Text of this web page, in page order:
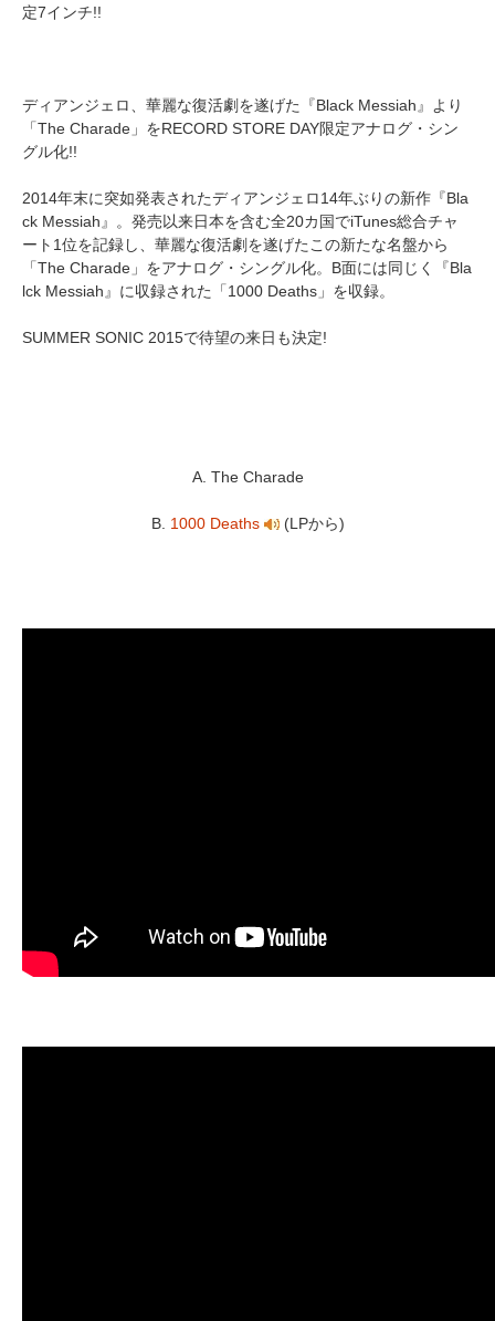
定7インチ!!
ディアンジェロ、華麗な復活劇を遂げた『Black Messiah』より
「The Charade」をRECORD STORE DAY限定アナログ・シン
グル化!!
2014年末に突如発表されたディアンジェロ14年ぶりの新作『Bla
ck Messiah』。発売以来日本を含む全20カ国でiTunes総合チャ
ート1位を記録し、華麗な復活劇を遂げたこの新たな名盤から
「The Charade」をアナログ・シングル化。B面には同じく『Bla
lck Messiah』に収録された「1000 Deaths」を収録。
SUMMER SONIC 2015で待望の来日も決定!
A. The Charade
B. 1000 Deaths (LPから)